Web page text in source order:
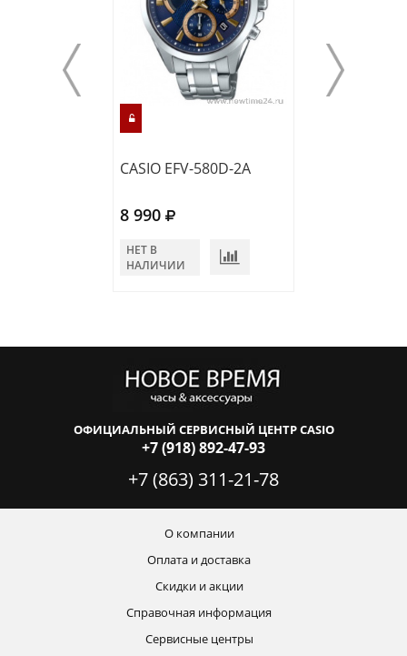
CASIO EFV-580D-2A
8 990
НЕТ В
НАЛИЧИИ
ОФИЦИАЛЬНЫЙ СЕРВИСНЫЙ ЦЕНТР CASIO
+7 (918) 892-47-93
+7 (863) 311-21-78
О компании
Оплата и доставка
Скидки и акции
Справочная информация
Сервисные центры